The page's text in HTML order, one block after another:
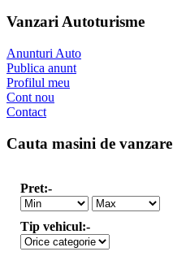
Vanzari Autoturisme
Anunturi Auto
Publica anunt
Profilul meu
Cont nou
Contact
Cauta masini de vanzare
Pret:-
Tip vehicul:-